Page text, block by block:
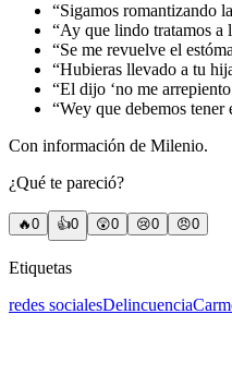
“Sigamos romantizando
“Ay que lindo tratamos a
“Se me revuelve el
“Hubieras llevado a tu
“El dijo ‘no me
“Wey que debemos tener
Con información de Milenio.
¿Qué te pareció?
🔥0 👍0 😲0 😢0 😠0
Etiquetas
redes socialesDelincuencia